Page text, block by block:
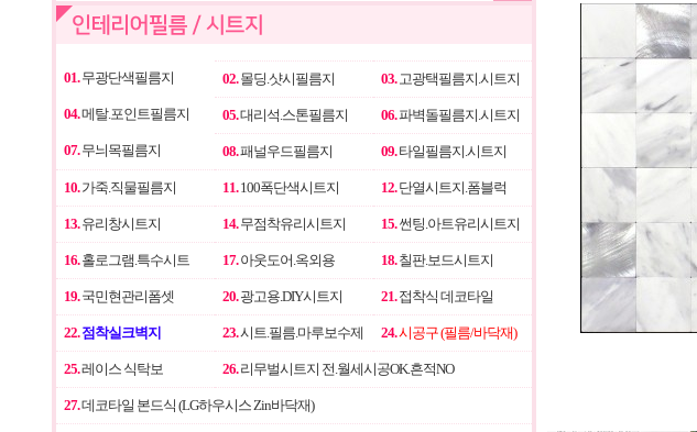
01.무광단색필름지 02.몰딩.샷시필름지 03.고광택필름지.시트지
04.메탈.포인트필름지 05.대리석.스톤필름지 06.파벽돌필름지.시트지
07.무늬목필름지 08.패널우드필름지 09.타일필름지.시트지
10.가죽.직물필름지 11.100폭단색시트지 12.단열시트지.폼블럭
13.유리창시트지 14.무점착유리시트지 15.썬팅.아트유리시트지
16.홀로그램.특수시트 17.아웃도어.옥외용 18.칠판.보드시트지
19.국민현관리폼셋 20.광고용.DIY시트지 21.접착식 데코타일
22. 점착실크벽지 23.시트.필름.마루보수제 24.시공구 (필름/바닥재)
25.레이스 식탁보 26.리무벌시트지 전.월세시공OK.흔적NO
27.데코타일 본드식 (LG하우시스 Zin바닥재)